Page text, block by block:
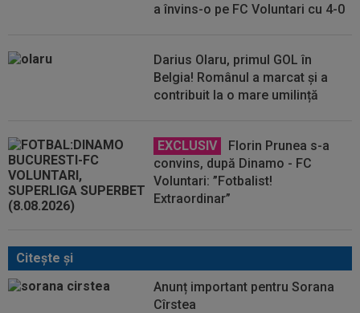
a învins-o pe FC Voluntari cu 4-0
Darius Olaru, primul GOL în
Belgia! Românul a marcat și a
contribuit la o mare umilință
EXCLUSIV
Florin Prunea s-a
convins, după Dinamo - FC
Voluntari: ”Fotbalist!
Extraordinar”
Citeşte şi
Anunț important pentru Sorana
Cîrstea